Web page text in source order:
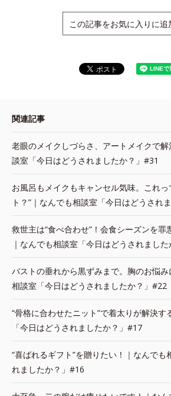
この記事をお気に入りに追
関連記事
老眼のメイクしづらさ、アートメイクで
談室「今日はどうされましたか？」#31
お風呂もメイクもキャンセル気味。これっ
ト？”｜なんでも相談室「今日はどうされ
救世主は“食べ合わせ”！会食シーズンを
｜なんでも相談室「今日はどうされまし
バストの垂れから黒ずみまで。胸のお悩
相談室「今日はどうされましたか？」#22
“骨格に合わせたニット”で着太りが解決す
「今日はどうされましたか？」#17
“喜ばれるギフト”を贈りたい！｜なんでも
れましたか？」#16